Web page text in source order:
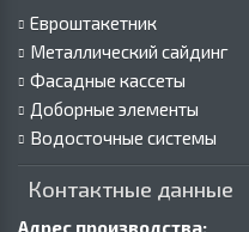
Евроштакетник
Металлический сайдинг
Фасадные кассеты
Доборные элементы
Водосточные системы
Контактные данные
Адрес производства: